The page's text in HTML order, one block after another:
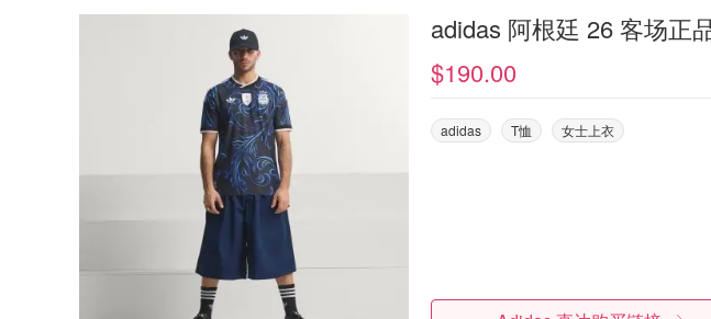
adidas 阿根廷 26 客场正
$190.00
adidas T恤 女士上衣